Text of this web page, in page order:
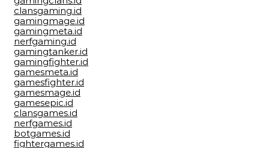
clansgaming.id
gamingmage.id
gamingmeta.id
nerfgaming.id
gamingtanker.id
gamingfighter.id
gamesmeta.id
gamesfighter.id
gamesmage.id
gamesepic.id
clansgames.id
nerfgames.id
botgames.id
fightergames.id